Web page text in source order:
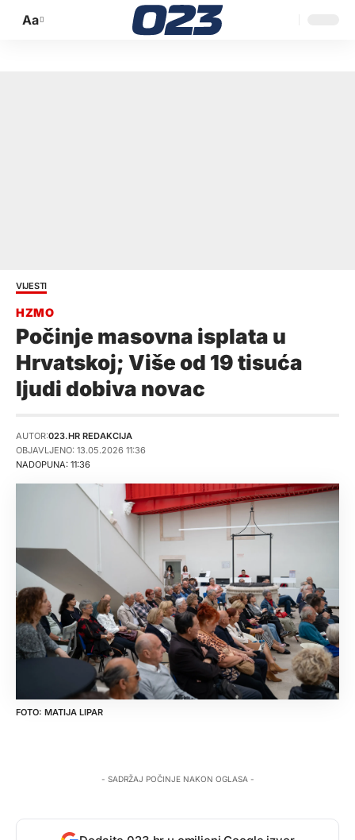
Promijeni
Aa
VIJESTI
Počinje masovna isplata u
Hrvatskoj; Više od 19 tisuća
ljudi dobiva novac
NADOPUNA: 11:36
AUTOR:023.HR REDAKCIJA
OBJAVLJENO: 13.05.2026 11:36
MATIJA LIPAR
- SADRŽAJ POČINJE NAKON OGLASA -